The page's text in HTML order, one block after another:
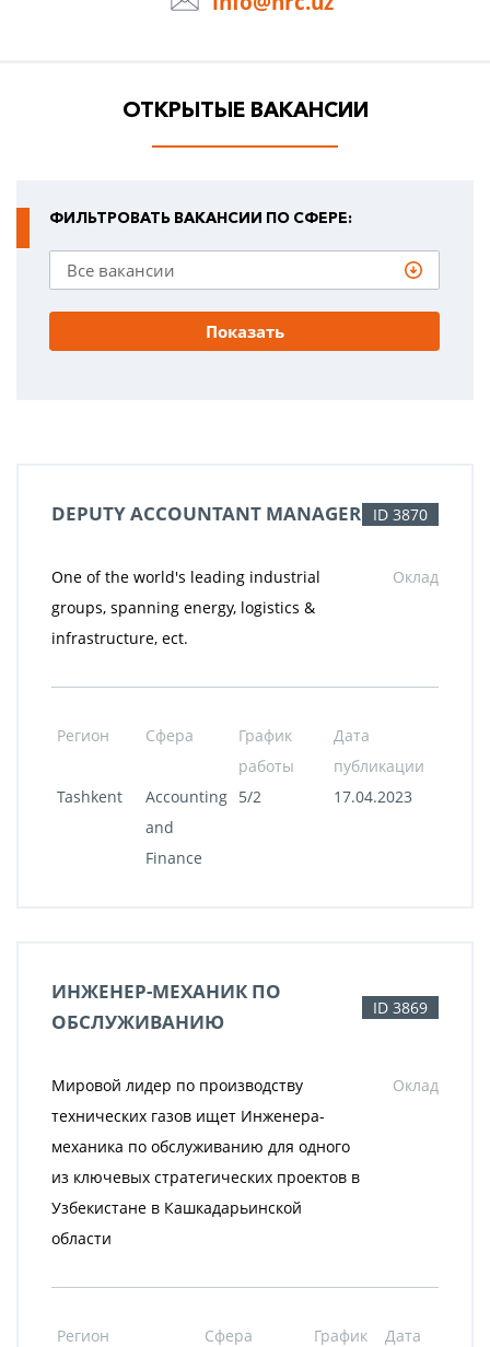
ОТКРЫТЫЕ ВАКАНСИИ
ФИЛЬТРОВАТЬ ВАКАНСИИ ПО СФЕРЕ:
Показать
DEPUTY ACCOUNTANT MANAGER ID 3870
One of the world's leading industrial
groups, spanning energy, logistics &
infrastructure, ect.
Оклад
Регион Сфера
График
работы
Дата
публикации
Tashkent
Accounting
and
Finance
5/2 17.04.2023
ИНЖЕНЕР-МЕХАНИК ПО
ОБСЛУЖИВАНИЮ
ID 3869
Мировой лидер по производству
технических газов ищет Инженера-
механика по обслуживанию для одного
из ключевых стратегических проектов в
Узбекистане в Кашкадарьинской
области
Оклад
Регион Сфера
График
Дата